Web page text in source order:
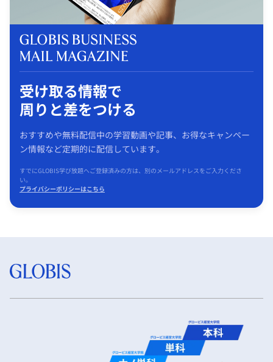
受け取る情報で
周りと差をつける
おすすめや無料配信中の学習動画や記事、お得なキャンペー
ン情報など定期的に配信しています。
すでにGLOBIS学び放題へご登録済みの方は、別のメールアドレスをご入力くださ
い。
プライバシーポリシーはこちら